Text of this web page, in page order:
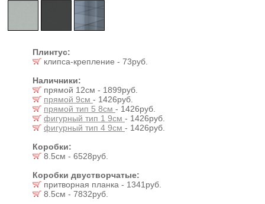
Плинтус:
клипса-крепление - 73руб.
Наличники:
прямой 12см - 1899руб.
прямой 9см - 1426руб.
прямой тип 5 8см - 1426руб.
фигурный тип 1 9см - 1426руб.
фигурный тип 4 9см - 1426руб.
Коробки:
8.5см - 6528руб.
Коробки двустворчатые:
притворная планка - 1341руб.
8.5см - 7832руб.